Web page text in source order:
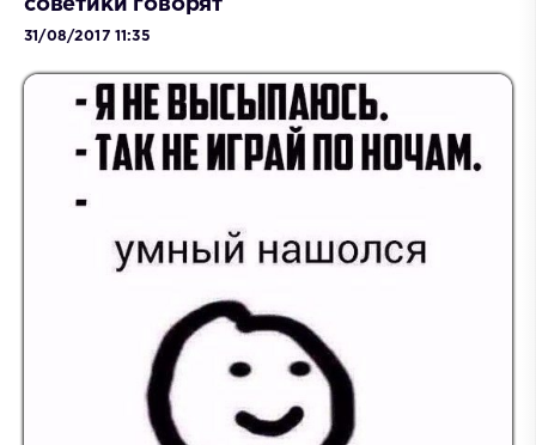
советики говорят
31/08/2017 11:35